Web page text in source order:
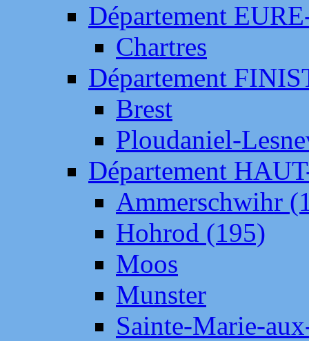
Département
Chartres
Département
Brest
Ploudaniel-
Département
Ammerschwihr
Hohrod (195)
Moos
Munster
Sainte-Marie-